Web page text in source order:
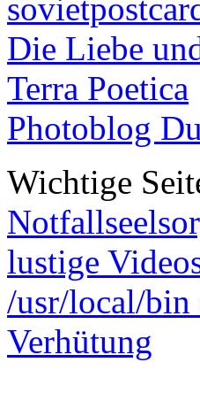
Die Liebe
Terra Poetica
Photoblog
Wichtige
lustige
/usr/local/bin
Verhütung